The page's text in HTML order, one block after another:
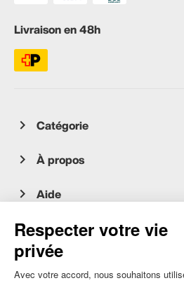
Livraison en 48h
Catégorie
À propos
Aide
Service client